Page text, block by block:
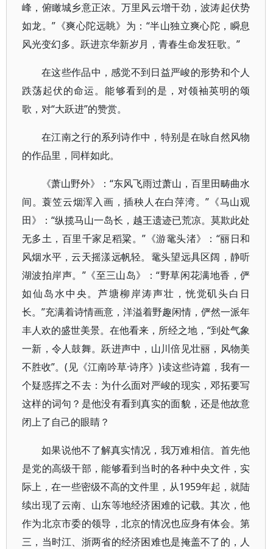
峰，俯瞰城乡意正浓。万里风云增干劲，波涛起伏势
如龙。”《爽心陀远眺》为：“半山独立爽心陀，瞬息
风光变幻多。跃进京华新岁月，青春生命发狂歌。”
在这些作品中，感觉不到日益严峻的形势和个人
跌荡起伏的命运。能够看到的是，对领袖英明的颂
歌，对“大跃进”的赞赏。
在江南之行的系列诗作中，特别是在咏自然风物
的作品里，同样如此。
《萧山野外》：“东风飞雨过萧山，百里田畴曲水
间。蓑笠云烟浑入画，插秧人在白萍湾。”《马山观
田》：“纵揽马山一岛长，越王遗迹已荒凉。莫欺此处
无多土，百里千家足稻粱。”《游鼋头渚》：“丽日和
风烟水平，云天摇漾远帆轻。鼋头望远具区阔，静听
湖波拍岸声。”《至三山岛》：“野草闲花满地香，俨
如仙岛水中央。芦塘柳岸涛声壮，恍觉矶头白日
长。”充满着诗情画意，洋溢着野趣闲情，俨然一派年
丰人欢的盛世美景。在他看来，所经之地，“到处气象
一新，令人鼓舞。跃进声中，山川倍见壮丽，风物美
不胜收”。(见《江南吟草·诗序》)读这些诗篇，我有一
个疑惑挥之不去：为什么面对严峻的现实，邓拓要写
这样的词句？是他没有看到真实的面貌，还是他故意
闭上了自己的眼睛？
如果说他不了解真实情况，我万难相信。首先他
是党的高级干部，能够看到当时的各种中央文件，实
际上，在一些密级不高的文件里，从1959年起，就陆
续出现了云南、山东等地经济困难的记载。其次，他
作为北京市委的领导，北京的情况也应身有体会。第
三，当时江、浙两省的经济困难也是掩盖不了的，人